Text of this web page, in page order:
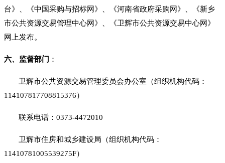
台》、《中国采购与招标网》、《河南省政府采购网》、《新乡
市公共资源交易管理中心网》、《卫辉市公共资源交易中心网》
网上发布。
六、监督部门 ：
卫辉市公共资源交易管理委员会办公室（组织机构代码：
114107817708815376）
联系电话： 0373-4472010
卫辉市住房和城乡建设局（组织机构代码：
11410781005539275F）